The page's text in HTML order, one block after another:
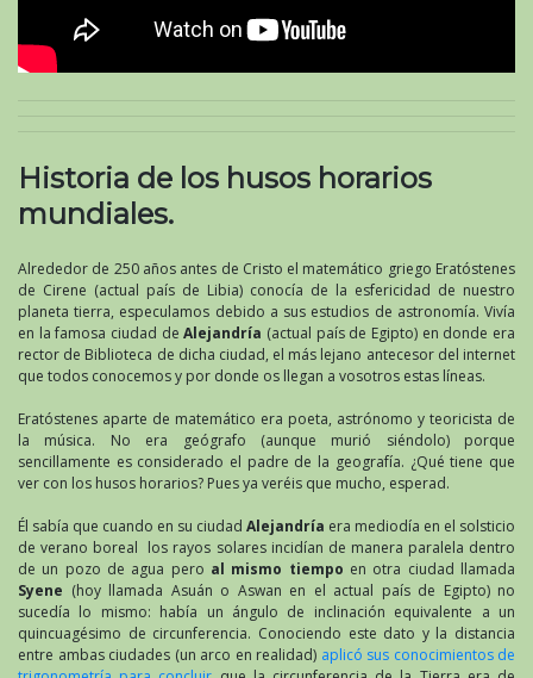
Historia de los husos horarios
mundiales.
Alrededor de 250 años antes de Cristo el matemático griego Eratóstenes
de Cirene (actual país de Libia) conocía de la esfericidad de nuestro
planeta tierra, especulamos debido a sus estudios de astronomía. Vivía
en la famosa ciudad deAlejandría (actual país de Egipto) en donde era
rector de Biblioteca de dicha ciudad, el más lejano antecesor del internet
que todos conocemos y por donde os llegan a vosotros estas líneas.
Eratóstenes aparte de matemático era poeta, astrónomo y teoricista de
la música. No era geógrafo (aunque murió siéndolo) porque
sencillamente es considerado el padre de la geografía. ¿Qué tiene que
ver con los husos horarios? Pues ya veréis que mucho, esperad.
Él sabía que cuando en su ciudad Alejandría era mediodía en el solsticio
de verano boreal los rayos solares incidían de manera paralela dentro
de un pozo de agua pero al mismo tiempo en otra ciudad llamada
Syene (hoy llamada Asuán o Aswan en el actual país de Egipto) no
sucedía lo mismo: había un ángulo de inclinación equivalente a un
quincuagésimo de circunferencia. Conociendo este dato y la distancia
entre ambas ciudades (un arco en realidad) aplicó sus conocimientos de